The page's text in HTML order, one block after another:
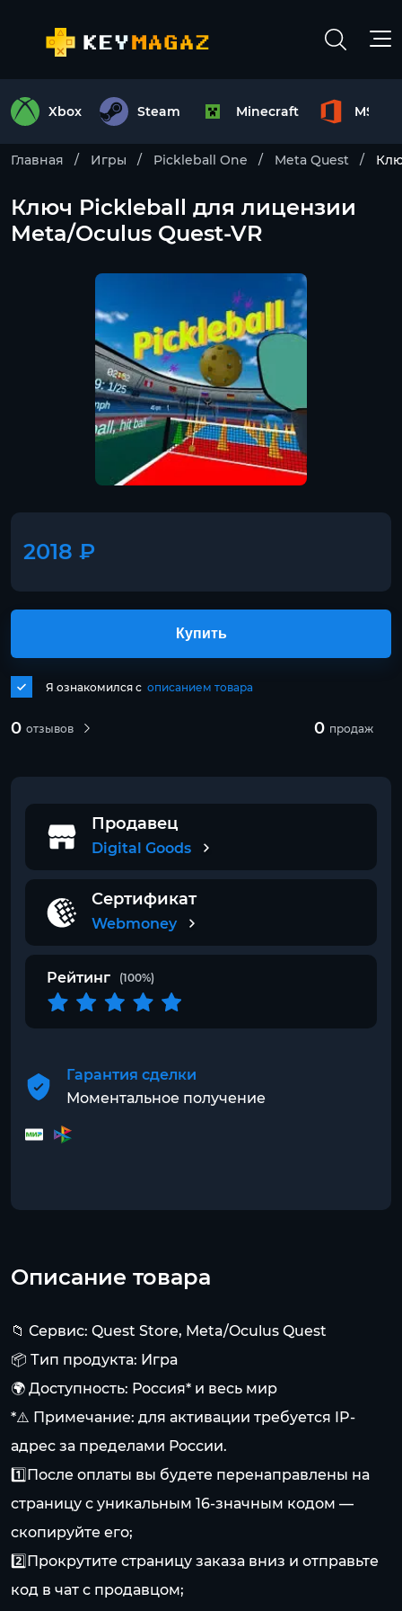
Xbox Steam Minecraft MS
Главная Игры Pickleball One Meta Quest
Ключ Pickleball для лицензии
Meta/Oculus Quest-VR
2018 ₽
0 отзывов 0 продаж
Я ознакомился с описанием товара
Купить
Продавец
Digital Goods
Сертификат
Webmoney
Рейтинг (100%)
Гарантия сделки
Моментальное получение
Описание товара
📁 Сервис: Quest Store, Meta/Oculus Quest
📦 Тип продукта: Игра
🌍 Доступность: Россия* и весь мир
*⚠️ Примечание: для активации требуется IP-
адрес за пределами России.
1️⃣После оплаты вы будете перенаправлены на
страницу с уникальным 16-значным кодом —
скопируйте его;
2️⃣Прокрутите страницу заказа вниз и отправьте
код в чат с продавцом;